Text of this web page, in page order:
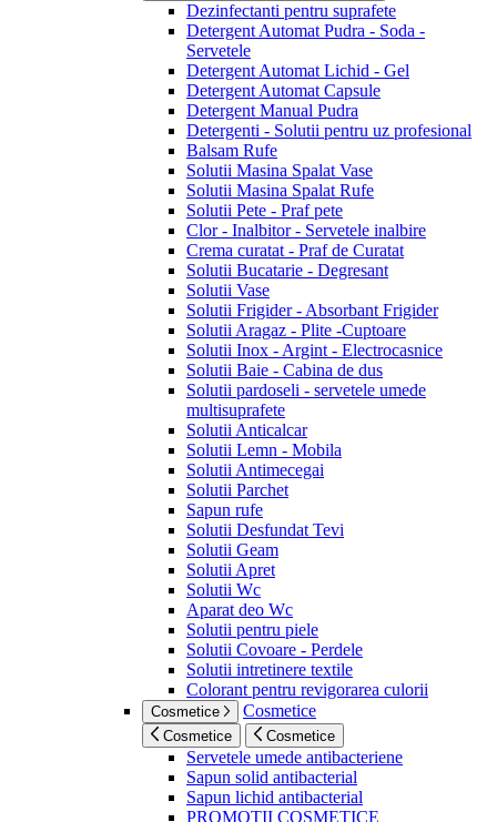
Dezinfectanti pentru suprafete
Detergent Automat Pudra - Soda -
Servetele
Detergent Automat Lichid - Gel
Detergent Automat Capsule
Detergent Manual Pudra
Detergenti - Solutii pentru uz profesional
Balsam Rufe
Solutii Masina Spalat Vase
Solutii Masina Spalat Rufe
Solutii Pete - Praf pete
Clor - Inalbitor - Servetele inalbire
Crema curatat - Praf de Curatat
Solutii Bucatarie - Degresant
Solutii Vase
Solutii Frigider - Absorbant Frigider
Solutii Aragaz - Plite -Cuptoare
Solutii Inox - Argint - Electrocasnice
Solutii Baie - Cabina de dus
Solutii pardoseli - servetele umede
multisuprafete
Solutii Anticalcar
Solutii Lemn - Mobila
Solutii Antimecegai
Solutii Parchet
Sapun rufe
Solutii Desfundat Tevi
Solutii Geam
Solutii Apret
Solutii Wc
Aparat deo Wc
Solutii pentru piele
Solutii Covoare - Perdele
Solutii intretinere textile
Colorant pentru revigorarea culorii
Cosmetice Cosmetice
Cosmetice Cosmetice
Servetele umede antibacteriene
Sapun solid antibacterial
Sapun lichid antibacterial
PROMOTII COSMETICE